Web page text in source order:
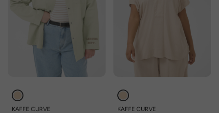
KAFFE CURVE KAFFE CURVE